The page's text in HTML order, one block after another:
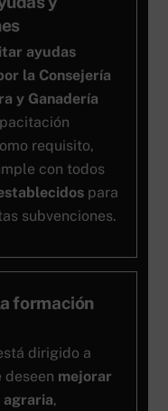
ayudas
la Consejería
y Ganadería
requisito,
con todos
para
subvenciones.
formación
dirigido a
deseen mejorar
agraria,